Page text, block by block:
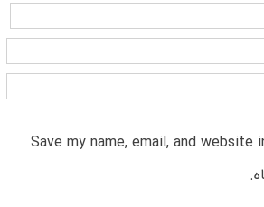
Save my name, email, and